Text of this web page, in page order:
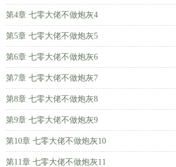
第4章 七零大佬不做炮灰4
第5章 七零大佬不做炮灰5
第6章 七零大佬不做炮灰6
第7章 七零大佬不做炮灰7
第8章 七零大佬不做炮灰8
第9章 七零大佬不做炮灰9
第10章 七零大佬不做炮灰10
第11章 七零大佬不做炮灰11